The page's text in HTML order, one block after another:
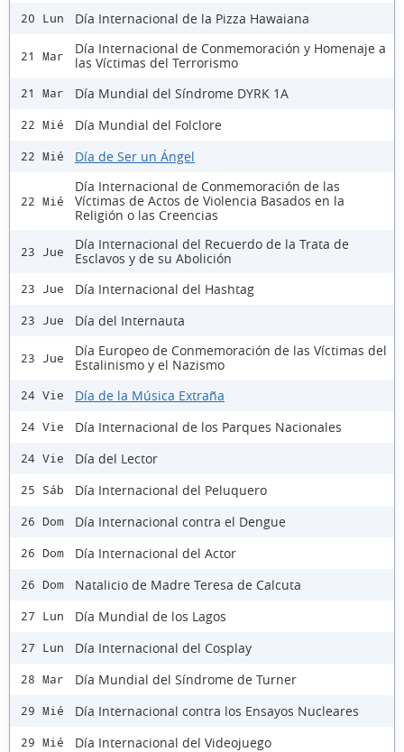
20 Lun Día Internacional de la Pizza Hawaiana
21 Mar
Día Internacional de Conmemoración y Homenaje a
las Víctimas del Terrorismo
21 Mar Día Mundial del Síndrome DYRK 1A
22 Mié Día Mundial del Folclore
22 Mié Día de Ser un Ángel
22 Mié
Día Internacional de Conmemoración de las
Víctimas de Actos de Violencia Basados en la
Religión o las Creencias
23 Jue
Día Internacional del Recuerdo de la Trata de
Esclavos y de su Abolición
23 Jue Día Internacional del Hashtag
23 Jue Día del Internauta
23 Jue
Día Europeo de Conmemoración de las Víctimas del
Estalinismo y el Nazismo
24 Vie Día de la Música Extraña
24 Vie Día Internacional de los Parques Nacionales
24 Vie Día del Lector
25 Sáb Día Internacional del Peluquero
26 Dom Día Internacional contra el Dengue
26 Dom Día Internacional del Actor
26 Dom Natalicio de Madre Teresa de Calcuta
27 Lun Día Mundial de los Lagos
27 Lun Día Internacional del Cosplay
28 Mar Día Mundial del Síndrome de Turner
29 Mié Día Internacional contra los Ensayos Nucleares
29 Mié Día Internacional del Videojuego